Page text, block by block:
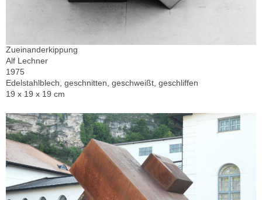
Zueinanderkippung
Alf Lechner
1975
Edelstahlblech, geschnitten, geschweißt, geschliffen
19 x 19 x 19 cm